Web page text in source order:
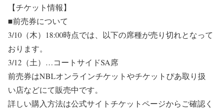
【チケット情報】
■前売券について
3/10（木）18:00時点では、以下の席種が売り切れとなって
おります。
3/12（土）…コートサイドSA席
前売券はNBLオンラインチケットやチケットぴあ取り扱
い店などにて販売中です。
詳しい購入方法は公式サイトチケットページからご確認く